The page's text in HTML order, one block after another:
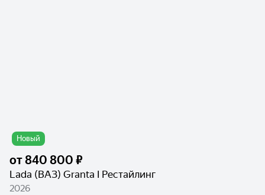
Новый
от840 800 ₽
Lada (ВАЗ) Granta I Рестайлинг
2026